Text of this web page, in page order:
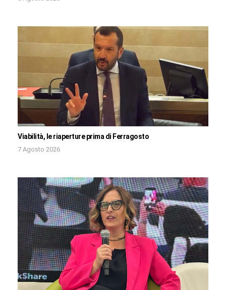
Viabilità, le riaperture prima di Ferragosto
7 Agosto 2026